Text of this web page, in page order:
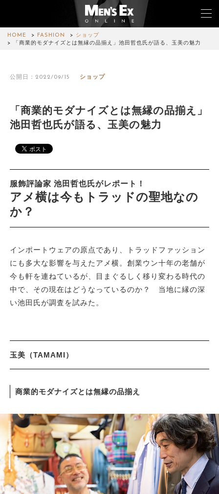
HOME FASHION
ショップ
「商業的モダナイズとは無縁の品揃え」池田哲也氏が語る、玉美の魅力
公開日：2022/09/15 ショップ
「商業的モダナイズとは無縁の品揃え」
池田哲也氏が語る、玉美の魅力
服飾評論家 池田哲也氏がレポート！
アメ横は今もトラッドの聖地なの
か？
インポートウェアの原点であり、トラッドファッション
にも多大な影響を与えたアメ横。創業ウン十年の老舗が
今も軒を連ねているが、目まぐるしく移り変わる時代の
中で、その現在はどうなっているのか？ 当地に縁の深
い池田氏が調査を試みた。
玉美（TAMAMI）
商業的モダナイズとは無縁の品揃え
WATCH
CAR&BIKE
LIFESTYLE
MAGAZINE
ABOUT SITE
サイトマップ